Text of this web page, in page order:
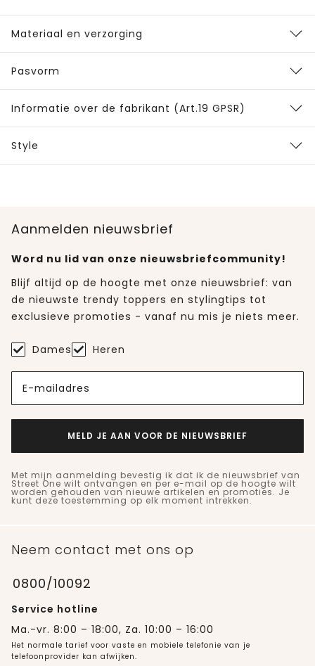
Materiaal en verzorging
Pasvorm
Informatie over de fabrikant (Art.19 GPSR)
Style
Aanmelden nieuwsbrief
Word nu lid van onze nieuwsbriefcommunity!
Blijf altijd op de hoogte met onze nieuwsbrief: van
de nieuwste trendy toppers en stylingtips tot
exclusieve promoties - vanaf nu mis je niets meer.
Dames Heren
E-mailadres
MELD JE AAN VOOR DE NIEUWSBRIEF
Met mijn aanmelding bevestig ik dat ik de nieuwsbrief van
Street One wilt ontvangen en per e-mail op de hoogte wilt
worden gehouden van nieuwe artikelen en promoties. Je
kunt deze toestemming op elk moment intrekken.
Neem contact met ons op
0800/10092
Service hotline
Ma.-vr. 8:00 – 18:00, Za. 10:00 – 16:00
Het normale tarief voor vaste en mobiele telefonie van je
telefoonprovider kan afwijken.